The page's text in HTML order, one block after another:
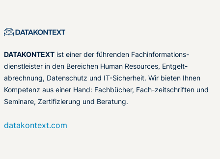
DATAKONTEXT ist einer der führenden Fachinformations-
dienstleister in den Bereichen Human Resources, Entgelt-
abrechnung, Datenschutz und IT-Sicherheit. Wir bieten Ihnen
Kompetenz aus einer Hand: Fachbücher, Fach-zeitschriften und
Seminare, Zertifizierung und Beratung.
datakontext.com